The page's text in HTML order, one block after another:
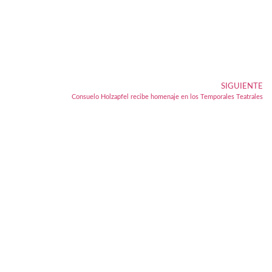
SIGUIENTE
Consuelo Holzapfel recibe homenaje en los Temporales Teatrales